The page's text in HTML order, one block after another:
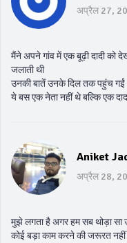
अप्रैल 27,
मैंने अपने गांव में एक बूढ़ी दादी को
जलाती थी
उनकी बातें उनके दिल तक पहुंच गईं
ये बस एक नेता नहीं थे बल्कि एक
Aniket
अप्रैल 28,
मुझे लगता है अगर हम सब थोड़ा सा
कोई बड़ा काम करने की जरूरत नहीं